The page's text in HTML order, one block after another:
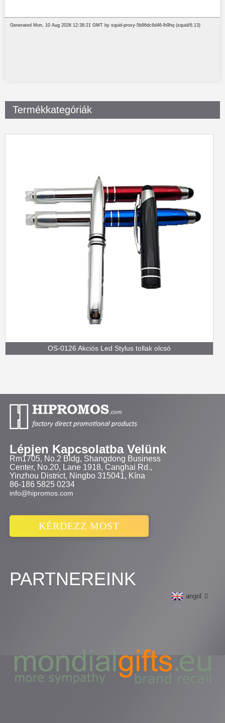
Termékkategóriák
OS-0126 Akciós Led Stylus tollak olcsó
Lépjen Kapcsolatba Velünk
Rm1705, No.2 Bldg, Shangdong Business
Center, No.20, Lane 1918, Canghai Rd.,
Yinzhou District, Ningbo 315041, Kína
86-186 5825 0234
info@hipromos.com
KÉRDEZZ MOST
PARTNEREINK
angol